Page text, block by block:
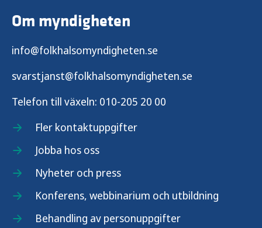
Om myndigheten
info@folkhalsomyndigheten.se
svarstjanst@folkhalsomyndigheten.se
Telefon till växeln: 010-205 20 00
Fler kontaktuppgifter
Jobba hos oss
Nyheter och press
Konferens, webbinarium och utbildning
Behandling av personuppgifter